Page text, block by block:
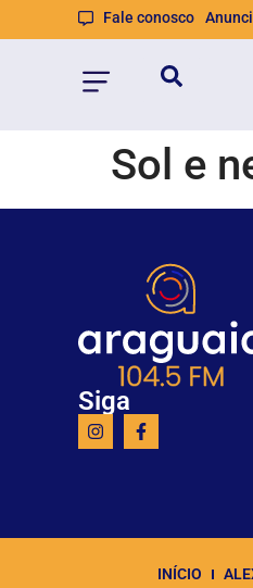
Fale conosco
Sol e
Siga
INÍCIO